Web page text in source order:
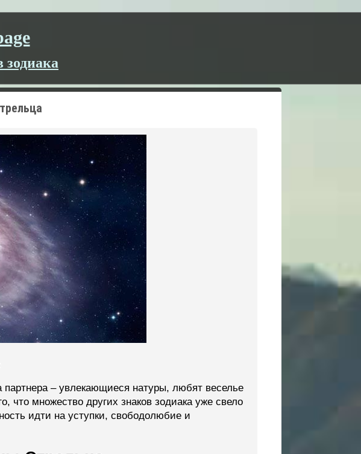
зодиака
– увлекающиеся натуры, любят веселье
что множество других знаков зодиака уже свело
идти на уступки, свободолюбие и